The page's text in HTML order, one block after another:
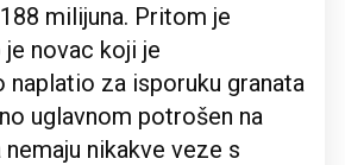
milijuna. Pritom je
novac koji je
naplatio za isporuku granata
uglavnom potrošen na
nemaju nikakve veze s